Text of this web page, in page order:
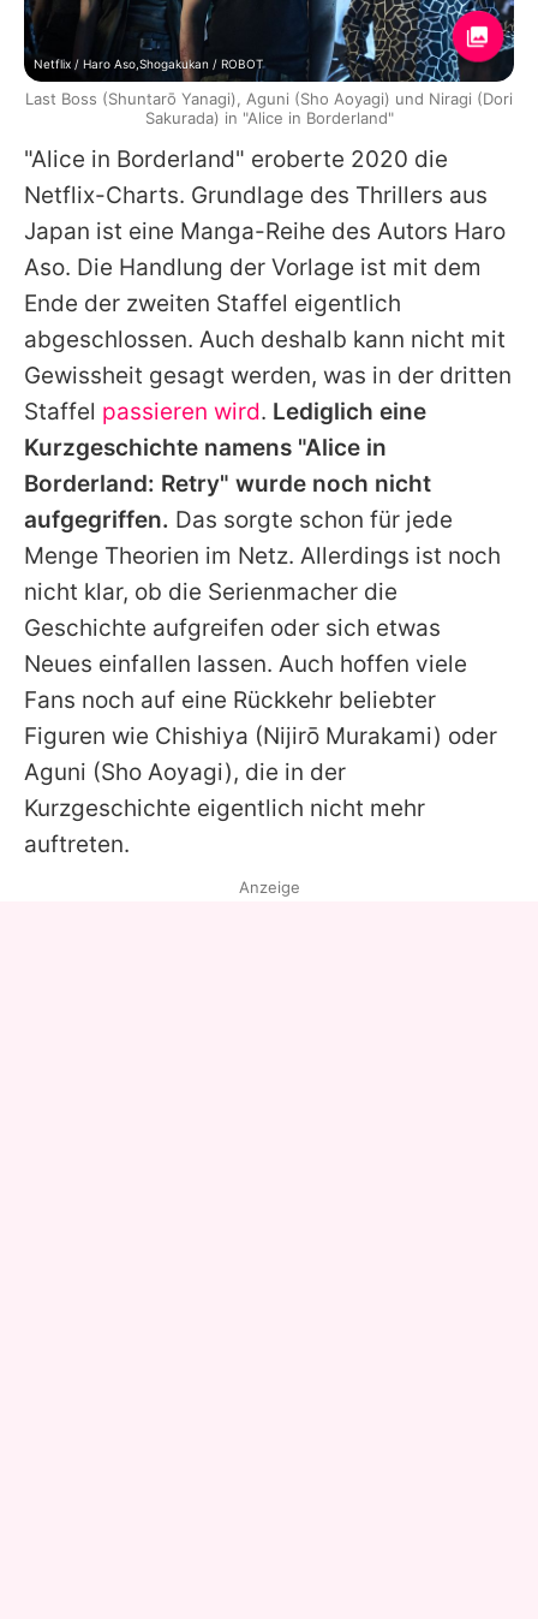
"Alice in Borderland" eroberte 2020 die
Netflix-Charts. Grundlage des Thrillers aus
Japan ist eine Manga-Reihe des Autors Haro
Aso. Die Handlung der Vorlage ist mit dem
Ende der zweiten Staffel eigentlich
abgeschlossen. Auch deshalb kann nicht mit
Gewissheit gesagt werden, was in der dritten
Staffel passieren wird. Lediglich eine
Kurzgeschichte namens "Alice in
Borderland: Retry" wurde noch nicht
aufgegriffen. Das sorgte schon für jede
Menge Theorien im Netz. Allerdings ist noch
nicht klar, ob die Serienmacher die
Geschichte aufgreifen oder sich etwas
Neues einfallen lassen. Auch hoffen viele
Fans noch auf eine Rückkehr beliebter
Figuren wie Chishiya (Nijirō Murakami) oder
Aguni (Sho Aoyagi), die in der
Kurzgeschichte eigentlich nicht mehr
auftreten.
Netflix / Haro Aso,Shogakukan / ROBOT
Last Boss (Shuntarō Yanagi), Aguni (Sho Aoyagi) und Niragi (Dori
Sakurada) in "Alice in Borderland"
Anzeige